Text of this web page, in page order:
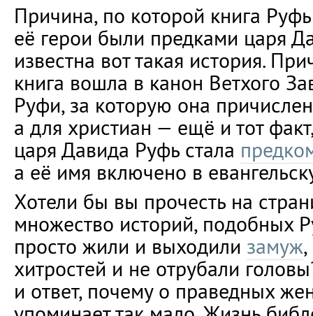
Причина, по которой книга
её герои были предками царя
известна вот такая история.
книга вошла в канон Ветхого
Руфи, за которую она
а для христиан — ещё и тот
царя Давида Руфь стала
а её имя включено в
Хотели бы вы прочесть на
множество историй, подобных
просто жили и выходили замуж
хитростей и не отрубали
и ответ, почему о праведных